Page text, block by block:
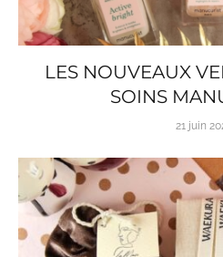
LES NOUVEAUX
SOINS
21 juin